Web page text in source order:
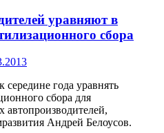
уравняют в
сбора
года уравнять
сбора для
автопроизводителей,
Андрей Белоусов.